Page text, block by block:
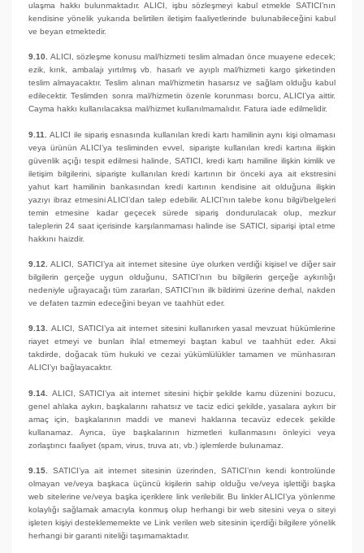
ulaşma hakkı bulunmaktadır. ALICI, işbu sözleşmeyi kabul etmekle SATICI’nın
kendisine yönelik yukarıda belirtilen iletişim faaliyetlerinde bulunabileceğini kabul
ve beyan etmektedir.
9.10. ALICI, sözleşme konusu mal/hizmeti teslim almadan önce muayene edecek;
ezik, kırık, ambalajı yırtılmış vb. hasarlı ve ayıplı mal/hizmeti kargo şirketinden
teslim almayacaktır. Teslim alınan mal/hizmetin hasarsız ve sağlam olduğu kabul
edilecektir. Teslimden sonra mal/hizmetin özenle korunması borcu, ALICI’ya aittir.
Cayma hakkı kullanılacaksa mal/hizmet kullanılmamalıdır. Fatura iade edilmelidir.
9.11.
ALICI ile sipariş esnasında kullanılan kredi kartı hamilinin aynı kişi olmaması
veya ürünün ALICI’ya tesliminden evvel, siparişte kullanılan kredi kartına ilişkin
güvenlik açığı tespit edilmesi halinde, SATICI, kredi kartı hamiline ilişkin kimlik ve
iletişim bilgilerini, siparişte kullanılan kredi kartının bir önceki aya ait ekstresini
yahut kart hamilinin bankasından kredi kartının kendisine ait olduğuna ilişkin
yazıyı ibraz etmesini ALICI’dan talep edebilir. ALICI’nın talebe konu bilgi/belgeleri
temin etmesine kadar geçecek sürede sipariş dondurulacak olup, mezkur
taleplerin 24 saat içerisinde karşılanmaması halinde ise SATICI, siparişi iptal etme
hakkını haizdir.
9.12.
ALICI, SATICI’ya ait internet sitesine üye olurken verdiği kişisel ve diğer sair
bilgilerin gerçeğe uygun olduğunu, SATICI’nın bu bilgilerin gerçeğe aykırılığı
nedeniyle uğrayacağı tüm zararları, SATICI’nın ilk bildirimi üzerine derhal, nakden
ve defaten tazmin edeceğini beyan ve taahhüt eder.
9.13. ALICI, SATICI’ya ait internet sitesini kullanırken yasal mevzuat hükümlerine
riayet etmeyi ve bunları ihlal etmemeyi baştan kabul ve taahhüt eder. Aksi
takdirde, doğacak tüm hukuki ve cezai yükümlülükler tamamen ve münhasıran
ALICI’yı bağlayacaktır.
9.14.
ALICI, SATICI’ya ait internet sitesini hiçbir şekilde kamu düzenini bozucu,
genel ahlaka aykırı, başkalarını rahatsız ve taciz edici şekilde, yasalara aykırı bir
amaç için, başkalarının maddi ve manevi haklarına tecavüz edecek şekilde
kullanamaz. Ayrıca, üye başkalarının hizmetleri kullanmasını önleyici veya
zorlaştırıcı faaliyet (spam, virus, truva atı, vb.) işlemlerde bulunamaz.
9.15.
SATICI’ya ait internet sitesinin üzerinden, SATICI’nın kendi kontrolünde
olmayan ve/veya başkaca üçüncü kişilerin sahip olduğu ve/veya işlettiği başka
web sitelerine ve/veya başka içeriklere link verilebilir. Bu linkler ALICI’ya yönlenme
kolaylığı sağlamak amacıyla konmuş olup herhangi bir web sitesini veya o siteyi
işleten kişiyi desteklememekte ve Link verilen web sitesinin içerdiği bilgilere yönelik
herhangi bir garanti niteliği taşımamaktadır.